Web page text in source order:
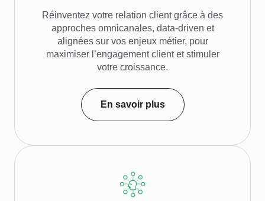
Réinventez votre relation client grâce à des
approches omnicanales, data-driven et
alignées sur vos enjeux métier, pour
maximiser l’engagement client et stimuler
votre croissance.
En savoir plus